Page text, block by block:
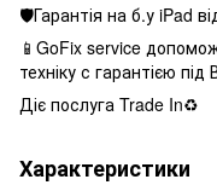
🛡Гарантія на б.у iPad
📱GoFix service
техніку с гарантією
Діє послуга Trade In♻️
Характеристики